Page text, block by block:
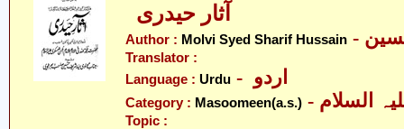
آثار حیدری
Author : Molvi Syed Sharif Hussain
Translator :
Language : Urdu
Category : Masoomeen(a.s.)
Topic :